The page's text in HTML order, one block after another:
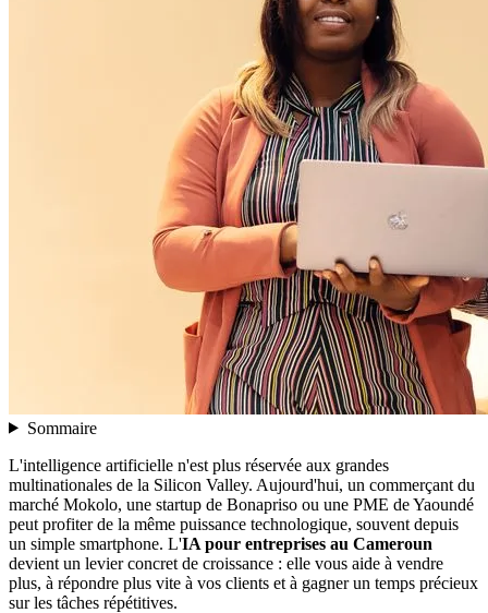
Sommaire
L'intelligence artificielle n'est plus réservée aux grandes
multinationales de la Silicon Valley. Aujourd'hui, un commerçant du
marché Mokolo, une startup de Bonapriso ou une PME de Yaoundé
peut profiter de la même puissance technologique, souvent depuis
un simple smartphone. L'IA pour entreprises au Cameroun
devient un levier concret de croissance : elle vous aide à vendre
plus, à répondre plus vite à vos clients et à gagner un temps précieux
sur les tâches répétitives.